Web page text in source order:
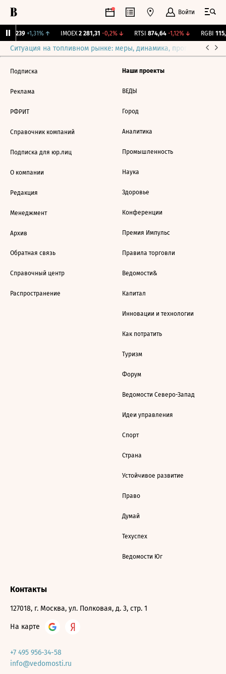
Войти
12,239 +1,31%↑ IMOEX 2 281,31 -0,2%↓ RTSI 874,64 -1,12%↓ RGBI
Ситуация на топливном рынке: меры, динамика, прогнозы
Подписка
Реклама
РФРИТ
Справочник компаний
Подписка для юр.лиц
О компании
Редакция
Менеджмент
Архив
Обратная связь
Справочный центр
Распространение
Наши проекты
ВЕДЫ
Город
Аналитика
Промышленность
Наука
Здоровье
Конференции
Премия Импульс
Правила торговли
Ведомости&
Капитал
Инновации и технологии
Как потратить
Туризм
Форум
Ведомости Северо-Запад
Идеи управления
Спорт
Страна
Устойчивое развитие
Право
Думай
Техуспех
Ведомости Юг
Контакты
127018, г. Москва, ул. Полковая, д. 3, стр. 1
На карте
+7 495 956-34-58
info@vedomosti.ru